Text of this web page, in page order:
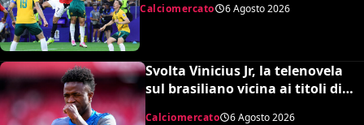
Calciomercato 6 Agosto 2026
Svolta Vinicius Jr, la telenovela
sul brasiliano vicina ai titoli di
coda: accordo monstre
Calciomercato 6 Agosto 2026